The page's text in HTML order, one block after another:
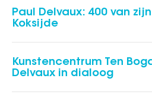
Paul Delvaux: 400 van
Koksijde
Kunstencentrum Ten
Delvaux in dialoog